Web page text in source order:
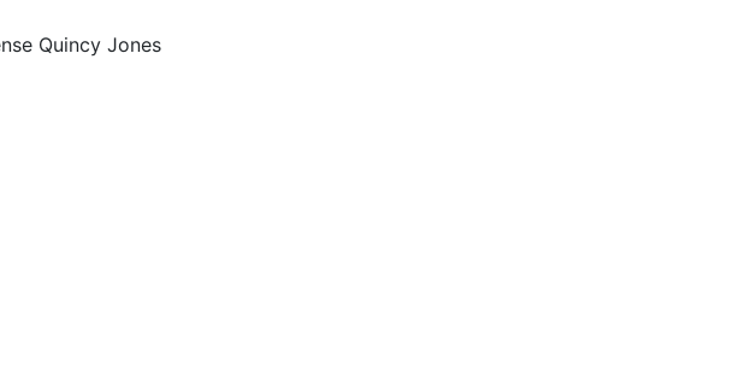
Quincy Jones